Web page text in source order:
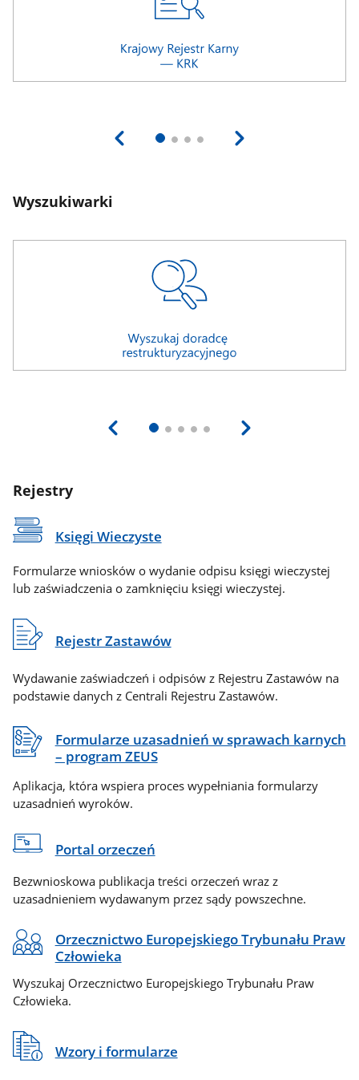
Wyszukiwarki
Rejestry
Księgi Wieczyste
Formularze wniosków o wydanie odpisu księgi wieczystej
lub zaświadczenia o zamknięciu księgi wieczystej.
Rejestr Zastawów
Wydawanie zaświadczeń i odpisów z Rejestru Zastawów na
podstawie danych z Centrali Rejestru Zastawów.
Formularze uzasadnień w sprawach karnych
– program ZEUS
Aplikacja, która wspiera proces wypełniania formularzy
uzasadnień wyroków.
Portal orzeczeń
Bezwnioskowa publikacja treści orzeczeń wraz z
uzasadnieniem wydawanym przez sądy powszechne.
Orzecznictwo Europejskiego Trybunału Praw
Człowieka
Wyszukaj Orzecznictwo Europejskiego Trybunału Praw
Człowieka.
Wzory i formularze